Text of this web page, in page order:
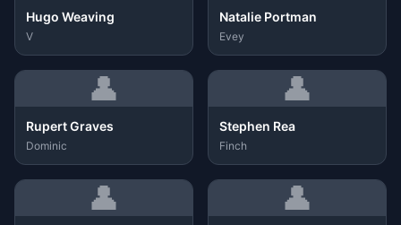
Hugo Weaving
V
Natalie Portman
Evey
👤
Rupert Graves
Dominic
👤
Stephen Rea
Finch
👤 👤